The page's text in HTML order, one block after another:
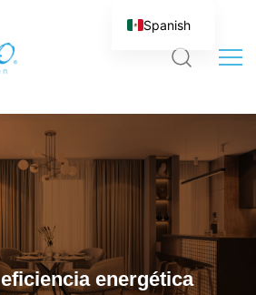
eficiencia energética
Spanish